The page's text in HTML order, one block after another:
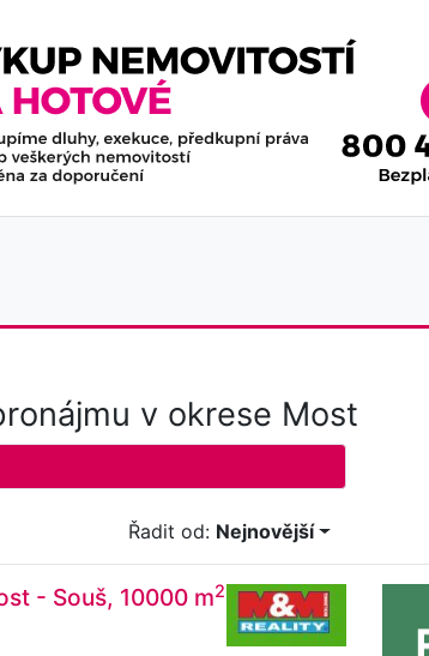
v okrese Most
Řadit od: Nejnovější
- Souš, 10000 m2